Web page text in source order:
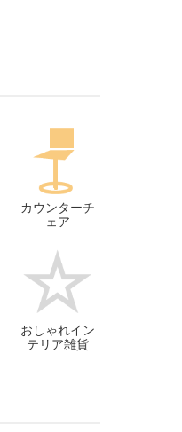
カウンターチ
ェア
おしゃれイン
テリア雑貨